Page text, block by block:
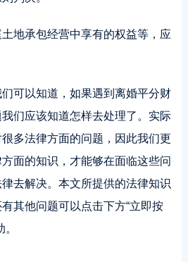
地承包经营中享有的权益等，应
可以知道，如果遇到离婚平分财
们应该知道怎样去处理了。实际
多法律方面的问题，因此我们更
面的知识，才能够在面临这些问
去解决。本文所提供的法律知识
其他问题可以点击下方“立即按